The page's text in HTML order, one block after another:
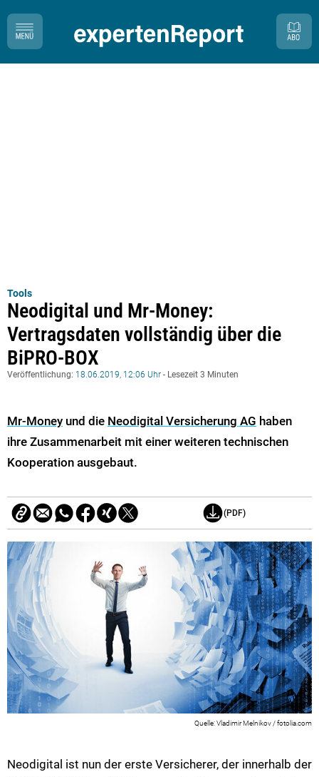
Tools
Neodigital und Mr-Money:
Vertragsdaten vollständig über die
BiPRO-BOX
Veröffentlichung: 18.06.2019, 12:06 Uhr - Lesezeit 3 Minuten
Mr-Money und die Neodigital Versicherung AG haben
ihre Zusammenarbeit mit einer weiteren technischen
Kooperation ausgebaut.
(PDF)
Vladimir Melnikov / fotolia.com
Neodigital ist nun der erste Versicherer, der innerhalb der